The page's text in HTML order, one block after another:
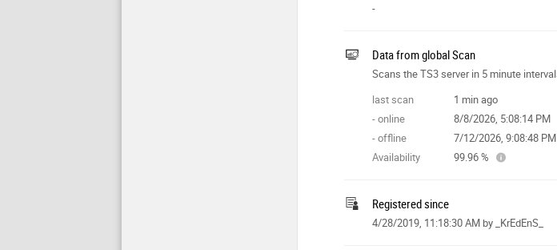
-
Data from global Scan
last scan
1 min ago
- online
8/8/2026, 5:08:14 PM
- offline
7/12/2026, 9:08:48 PM
Availability
99.96 %
Registered since
4/28/2019, 11:18:30 AM by _KrEdEnS_